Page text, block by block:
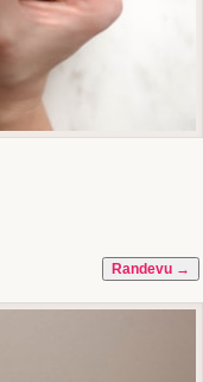
Randevu →